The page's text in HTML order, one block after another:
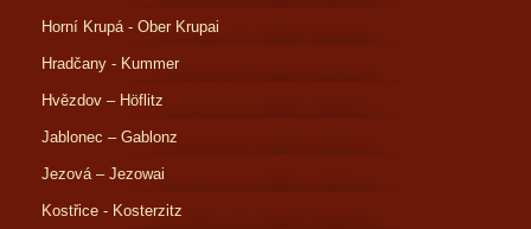
Horní Krupá - Ober Krupai
Hradčany - Kummer
Hvězdov – Höflitz
Jablonec – Gablonz
Jezová – Jezowai
Kostřice - Kosterzitz